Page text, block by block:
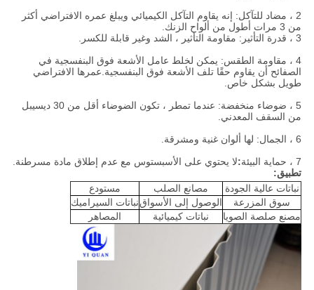
2 ، مضاد للتآكل: إنه يقاوم التآكل الكيميائي ويبلغ عمره الافتراضي أكثر
من 3 مرات أطول من ألواح الزنك.
3 ، قدرة التأثير: مقاومة التأثير ، الشد وغير قابلة للكسر.
4 ، مقاومة الطقس: يمكن لخلط عامل الأشعة فوق البنفسجية في
الصفائح أن يقاوم حقًا تلف الأشعة فوق البنفسجية.عمرها الافتراضي
طويل بشكل خاص.
5 ، ضوضاء منخفضة: عندما تمطر ، تكون الضوضاء أقل من 30 ديسيبل
من السقف المعدني.
6 ، الجمال: لها ألوان غنية ومشرقة.
7 ، حماية البيئة
:لا يحتوي على الأسبستوس مع عدم إطلاق مادة مسرطنة.
تطبيق:
نباتات عالية الجودة
مصانع الصلب
مستودع
سوق المزرعة
الوصول إلى الأسواقنباتات السيراميك
مصنع صلصة الصويا
نباتات كيميائية المصاهر